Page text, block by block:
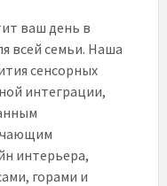
ваш день в
всей семьи. Наша
сенсорных
интеграции,
интерьера,
горами и